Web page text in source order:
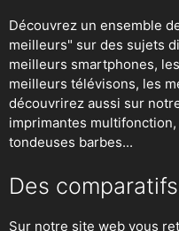
Découvrez un ensemble
meilleurs" sur des sujets
meilleurs smartphones,
meilleurs télévisons, les
découvrirez aussi sur
imprimantes
tondeuses barbes...
Des
Sur notre site web vous